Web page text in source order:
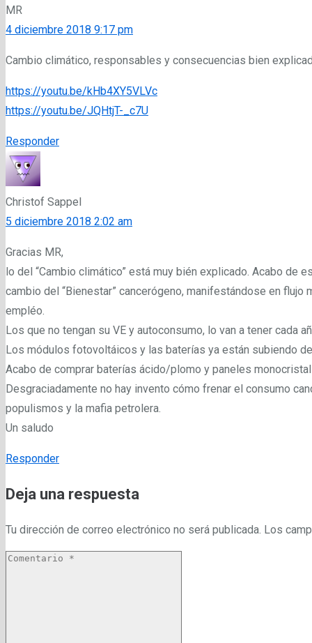
MR
4 diciembre 2018 9:17 pm
Cambio climático, responsables y consecuencias bien
https://youtu.be/kHb4XY5VLVc
https://youtu.be/JQHtjT-_c7U
Responder
Christof Sappel
5 diciembre 2018 2:02 am
Gracias MR,
lo del “Cambio climático” está muy bién explicado. Acabo de
cambio del “Bienestar” cancerógeno, manifestándose en flujo
empléo.
Los que no tengan su VE y autoconsumo, lo van a tener cada
Los módulos fotovoltáicos y las baterías ya están subiendo
Acabo de comprar baterías ácido/plomo y paneles
Desgraciadamente no hay invento cómo frenar el consumo
populismos y la mafia petrolera.
Un saludo
Responder
Deja una respuesta
Tu dirección de correo electrónico no será publicada. Los